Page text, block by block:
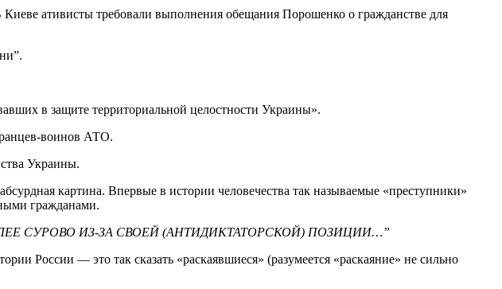
ативисты требовали выполнения обещания Порошенко о гражданстве для
в защите территориальной целостности Украины».
воинов АТО.
Украины.
картина. Впервые в истории человечества так называемые «преступники»
гражданами.
СУРОВО ИЗ-ЗА СВОЕЙ (АНТИДИКТАТОРСКОЙ) ПОЗИЦИИ…”
России — это так сказать «раскаявшиеся» (разумеется «раскаяние» не сильно